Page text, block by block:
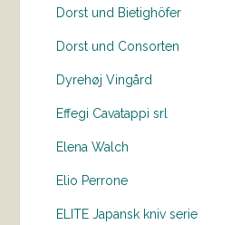
Dorst und Bietighöfer
Dorst und Consorten
Dyrehøj Vingård
Effegi Cavatappi srl
Elena Walch
Elio Perrone
ELITE Japansk kniv serie